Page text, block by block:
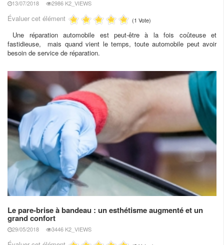
13/07/2018 2986 K2_VIEWS
Évaluer cet élément (1 Vote)
Une réparation automobile est peut-être à la fois coûteuse et
fastidieuse, mais quand vient le temps, toute automobile peut avoir
besoin de service de réparation.
Le pare-brise à bandeau : un esthétisme augmenté et un
grand confort
29/05/2018 3446 K2_VIEWS